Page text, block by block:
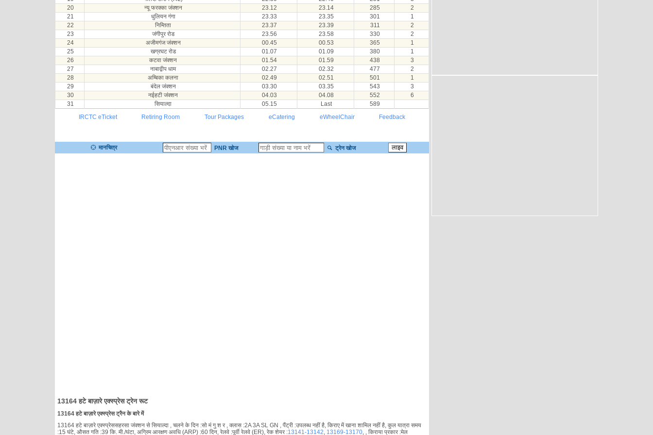
20
न्यू फरक्का जंक्शन 23.12 23.14 285
2
21
धुलियन गंगा 23.33 23.35 301
1
22
निम्तिता 23.37 23.39 311
2
23
जंगीपुर रोड 23.56 23.58 330
2
24
अजीमगंज जंक्शन 00.45 00.53 365
1
25
खग्रघट रोड 01.07 01.09 380
1
26
कटवा जंक्शन 01.54 01.59 438
3
27
नाबाद्वीप धाम 02.27 02.32 477
2
28
अम्बिका कलना 02.49 02.51 501
1
29
बंदेल जंक्शन 03.30 03.35 543
3
30
नईहटी जंक्शन 04.03 04.08 552
6
31
सियाल्दा 05.15 Last
589
IRCTC eTicket
Retiring Room Tour Packages eCatering eWheelChair Feedback
मानचित्र PNR खोज ट्रेन खोज
13164 हटे बाज़ारे एक्स्प्रेस ट्रेन रूट
13164 हटे बाज़ारे एक्स्प्रेस ट्रैन के बारे में
13164 हटे बाज़ारे एक्स्प्रेससहरसा जंक्शन से सियाल्दा , चलने के दिन :सो मं गु श र , क्लास :2A 3A SL GN , पैंट्री :उपलब्ध नहीं है, किराए में खाना शामिल नहीं है, कुल यात्रा समय
:15 घंटे, औसत गति :39 कि. मी./घंटा, अग्रिम आरक्षण अवधि (ARP) :60 दिन, रेलवे :पूर्वी रेलवे (ER), रेक शेयर :13141-13142 13169-13170 , , किराया प्रकार :मेल